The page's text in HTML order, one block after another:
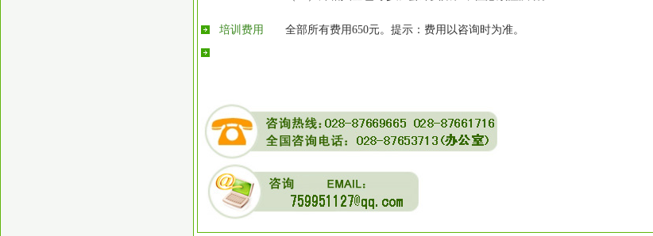
培训费用 全部所有费用650元。提示：费用以咨询时为准。